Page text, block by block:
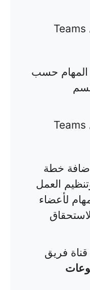
أضفه إلى مساحة عمل Teams
المهام حسب
أضفه إلى مساحة عمل Teams
إضافة خطة
العمل
لأعضاء
فريق